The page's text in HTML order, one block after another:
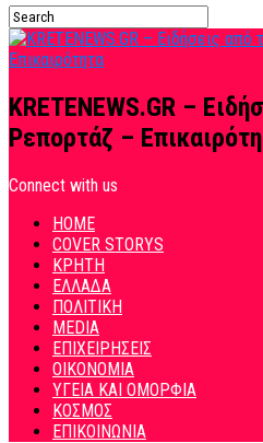
KRETENEWS.GR –
Ρεπορτάζ –
Connect with us
HOME
COVER STORYS
ΚΡΗΤΗ
ΕΛΛΑΔΑ
ΠΟΛΙΤΙΚΗ
MEDIA
ΕΠΙΧΕΙΡΗΣΕΙΣ
ΟΙΚΟΝΟΜΙΑ
ΥΓΕΙΑ ΚΑΙ ΟΜΟΡΦΙΑ
ΚΟΣΜΟΣ
ΕΠΙΚΟΙΝΩΝΙΑ